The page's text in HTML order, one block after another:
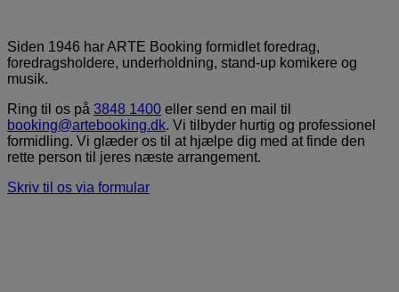
Siden 1946 har ARTE Booking formidlet foredrag,
foredragsholdere, underholdning, stand-up komikere og
musik.
Ring til os på 3848 1400 eller send en mail til
booking@artebooking.dk. Vi tilbyder hurtig og professionel
formidling. Vi glæder os til at hjælpe dig med at finde den
rette person til jeres næste arrangement.
Skriv til os via formular